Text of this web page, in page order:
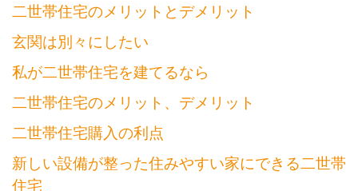
二世帯住宅のメリットとデメリット
玄関は別々にしたい
私が二世帯住宅を建てるなら
二世帯住宅のメリット、デメリット
二世帯住宅購入の利点
新しい設備が整った住みやすい家にできる二世帯
住宅